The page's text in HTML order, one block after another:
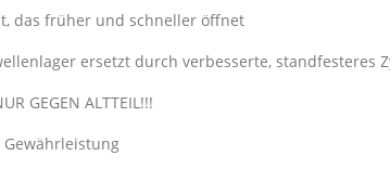
das früher und schneller öffnet
ersetzt durch verbesserte, standfesteres
GEGEN ALTTEIL!!!
Gewährleistung